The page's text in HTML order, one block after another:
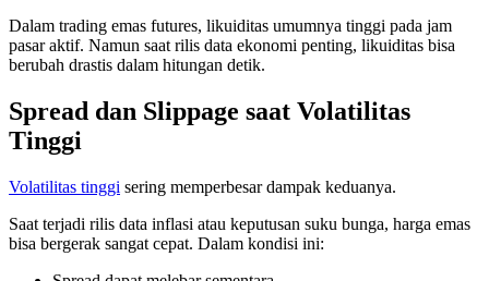
Dalam trading emas futures, likuiditas umumnya tinggi pada jam
pasar aktif. Namun saat rilis data ekonomi penting, likuiditas bisa
berubah drastis dalam hitungan detik.
Spread dan Slippage saat Volatilitas
Tinggi
Volatilitas tinggi sering memperbesar dampak keduanya.
Saat terjadi rilis data inflasi atau keputusan suku bunga, harga emas
bisa bergerak sangat cepat. Dalam kondisi ini: